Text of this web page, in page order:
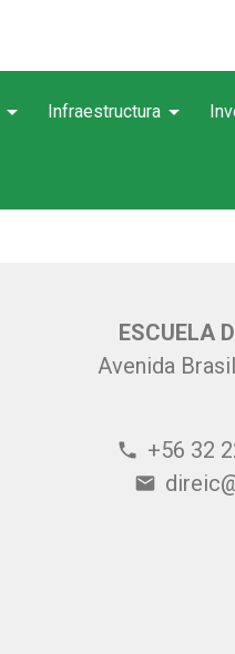
arrow_drop_down Infraestructura arrow_drop_down
ESCUELA
Avenida
phone +56 32
email